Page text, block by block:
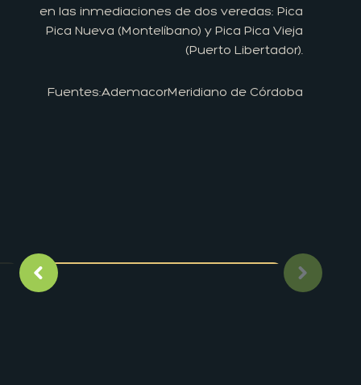
en las inmediaciones de dos veredas: Pica
Pica Nueva (Montelíbano) y Pica Pica Vieja
(Puerto Libertador).
Fuentes:AdemacorMeridiano de Córdoba
Imagen anterior